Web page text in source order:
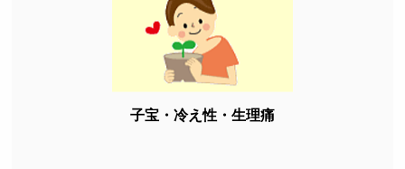
子宝・冷え性・生理痛